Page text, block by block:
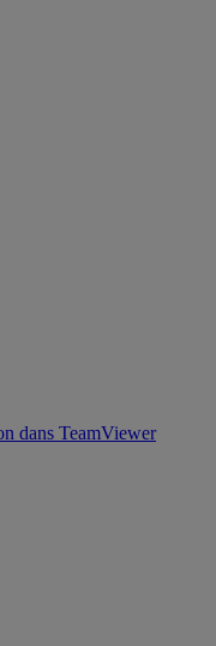
dans TeamViewer